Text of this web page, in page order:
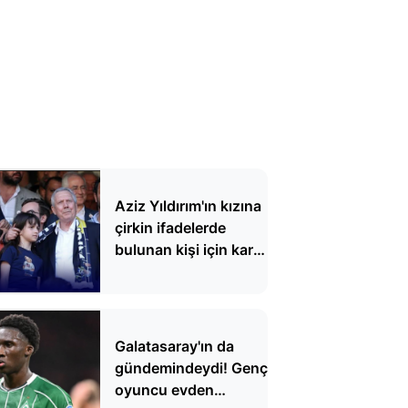
Aziz Yıldırım'ın kızına
çirkin ifadelerde
bulunan kişi için karar
Galatasaray'ın da
gündemindeydi! Genç
oyuncu evden